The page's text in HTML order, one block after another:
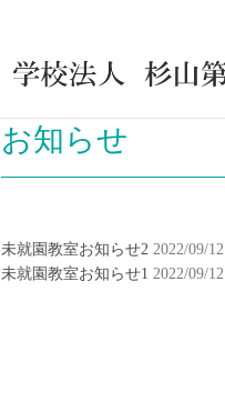
お知らせ
未就園教室お知らせ2 2022/09/12
未就園教室お知らせ1 2022/09/12